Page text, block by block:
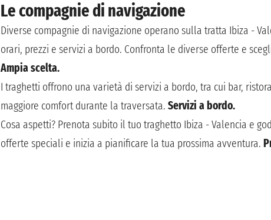
Le compagnie di navigazione
Diverse compagnie di navigazione operano sulla tratta Ibiza -
orari, prezzi e servizi a bordo. Confronta le diverse offerte e
Ampia scelta.
I traghetti offrono una varietà di servizi a bordo, tra cui bar,
maggiore comfort durante la traversata. Servizi a bordo.
Cosa aspetti? Prenota subito il tuo traghetto Ibiza - Valencia e
offerte speciali e inizia a pianificare la tua prossima avventura.